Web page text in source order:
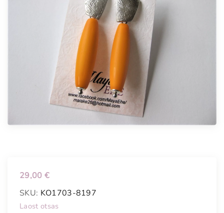
29,00 €
SKU: KO1703-8197
Laost otsas